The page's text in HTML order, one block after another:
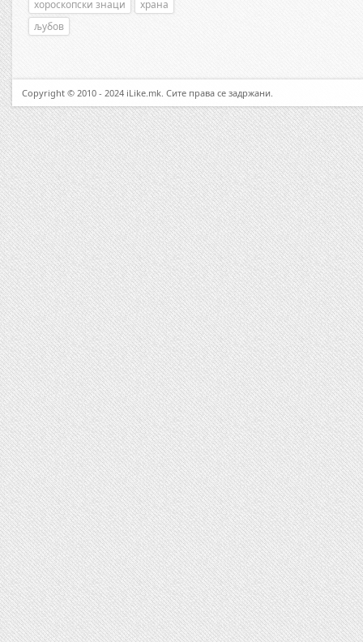
хороскопски знаци
храна
љубов
Copyright © 2010 - 2024 iLike.mk. Сите права се задржани.